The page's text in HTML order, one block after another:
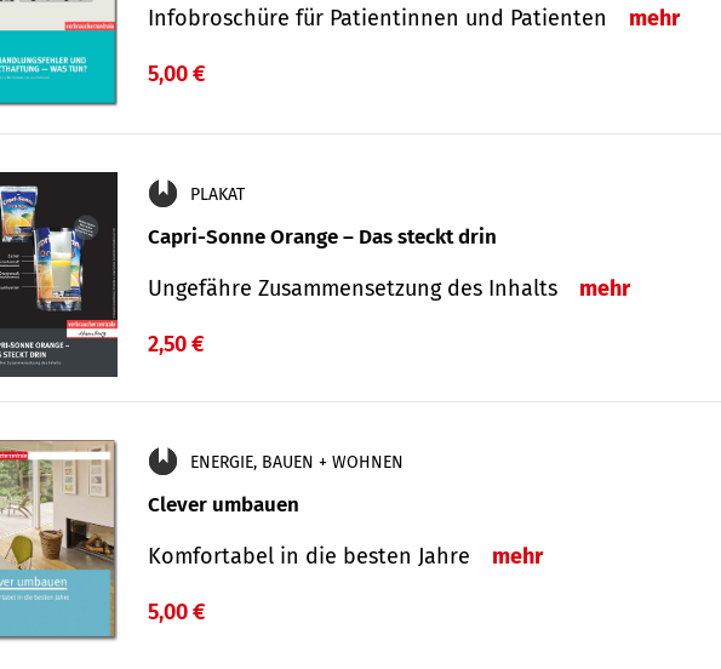
Infobroschüre für Patientinnen und Patienten mehr
5,00 €
PLAKAT
Capri-Sonne Orange – Das steckt drin
Ungefähre Zu­sammen­setzung des Inhalts mehr
2,50 €
ENERGIE, BAUEN + WOHNEN
Clever umbauen
Komfortabel in die besten Jahre mehr
5,00 €